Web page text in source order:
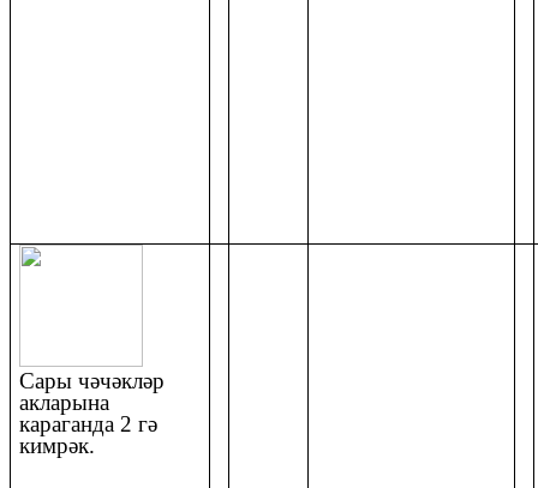
Сары чәчәкләр
акларына
караганда 2 гә
кимрәк.